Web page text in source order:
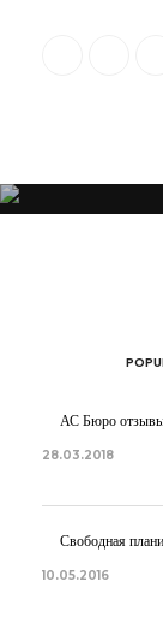
АС Бюро
28.03.2018
Свободная
10.05.2016